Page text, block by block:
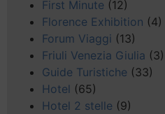
First Minute (12)
Florence Exhibition (4)
Forum Viaggi (13)
Friuli Venezia Giulia (3)
Guide Turistiche (33)
Hotel (65)
Hotel 2 stelle (9)